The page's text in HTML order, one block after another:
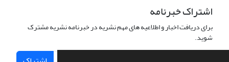
اشتراک خبرنامه
برای دریافت اخبار و اطلاعیه های مهم نشریه در خبرنامه نشریه مشترک
شوید.